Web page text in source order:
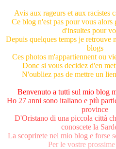
Avis aux rageurs et aux racistes
Ce blog n'est pas pour vous alors
d'insultes pour
Depuis quelques temps je retrouve
blogs
Ces photos m'appartiennent ou
Donc si vous decidez d'en
N'oubliez pas de mettre un
Benvenuto a tutti sul mio blog
Ho 27 anni sono italiano e più parti
province
D'Oristanodi una piccola città ch
conoscete la Sard
La scoprirete nel mio blog e forse s
Per le vostre prossime